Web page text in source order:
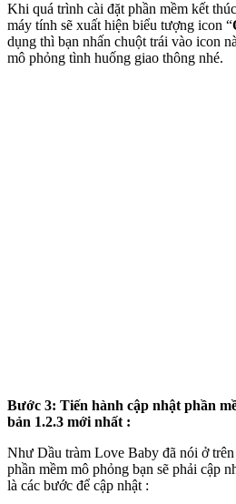
Khi quá trình cài đặt phần mềm kết
máy tính sẽ xuất hiện biểu tượng icon “
dụng thì bạn nhấn chuột trái vào icon
mô phỏng tình huống giao thông nhé.
Bước 3: Tiến hành cập nhật phần
bản 1.2.3 mới nhất :
Như Dầu tràm Love Baby đã nói ở
phần mềm mô phỏng bạn sẽ phải cập
là các bước để cập nhật :